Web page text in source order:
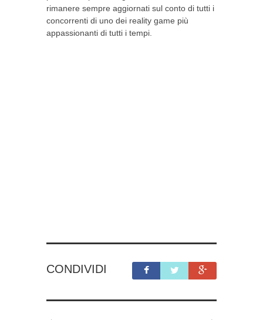
rimanere sempre aggiornati sul conto di tutti i
concorrenti di uno dei reality game più
appassionanti di tutti i tempi.
CONDIVIDI